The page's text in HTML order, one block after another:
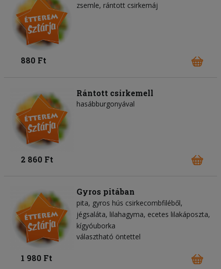
zsemle rántott csirkemáj
880 Ft
Rántott csirkemell
hasábburgonyával
2 860 Ft
Gyros pitában
pita gyros hús csirkecombfiléből
jégsaláta lilahagyma ecetes lilakáposzta
kígyóuborka
választható öntettel
1 980 Ft